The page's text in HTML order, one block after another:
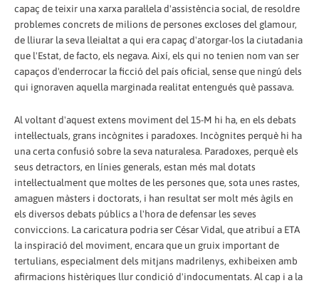
capaç de teixir una xarxa paral·lela d'assistència social, de resoldre
problemes concrets de milions de persones excloses del glamour,
de lliurar la seva lleialtat a qui era capaç d'atorgar-los la ciutadania
que l'Estat, de facto, els negava. Així, els qui no tenien nom van ser
capaços d'enderrocar la ficció del país oficial, sense que ningú dels
qui ignoraven aquella marginada realitat entengués què passava.
Al voltant d'aquest extens moviment del 15-M hi ha, en els debats
intel·lectuals, grans incògnites i paradoxes. Incògnites perquè hi ha
una certa confusió sobre la seva naturalesa. Paradoxes, perquè els
seus detractors, en línies generals, estan més mal dotats
intel·lectualment que moltes de les persones que, sota unes rastes,
amaguen màsters i doctorats, i han resultat ser molt més àgils en
els diversos debats públics a l'hora de defensar les seves
conviccions. La caricatura podria ser César Vidal, que atribuí a ETA
la inspiració del moviment, encara que un gruix important de
tertulians, especialment dels mitjans madrilenys, exhibeixen amb
afirmacions histèriques llur condició d'indocumentats. Al cap i a la